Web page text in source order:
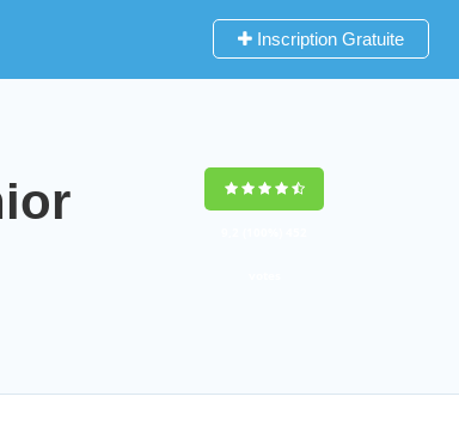
Inscription Gratuite